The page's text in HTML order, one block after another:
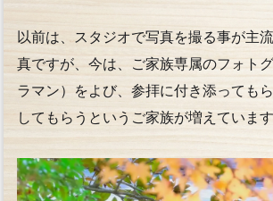
以前は、スタジオで写真を撮る事が主
真ですが、今は、ご家族専属のフォト
ラマン）をよび、参拝に付き添っても
してもらうというご家族が増えています